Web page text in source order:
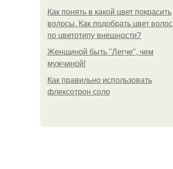
Как понять в какой цвет покрасить
волосы. Как подобрать цвет волос
по цветотипу внешности?
Женщиной быть "Легче", чем
мужчиной!
Как правильно использовать
флексотрон соло